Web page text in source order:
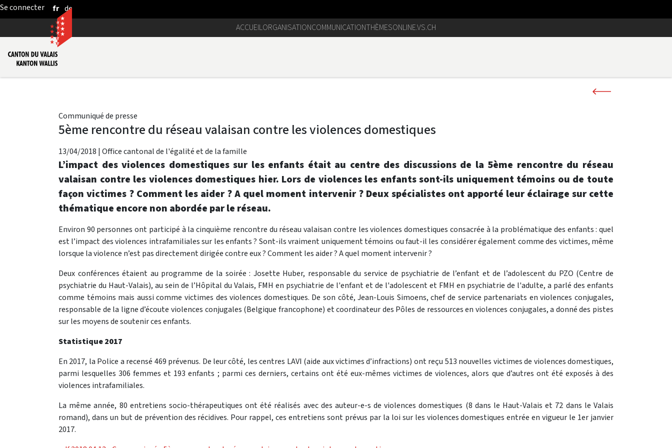
Saut au contenu principal
fr de
ACCUEILORGANISATIONCOMMUNICATIONTHÈMESONLINE.VS.CH
Communiqué de presse
5ème rencontre du réseau valaisan contre les violences domestiques
13/04/2018 | Office cantonal de l'égalité et de la famille
L’impact des violences domestiques sur les enfants était au centre des discussions de la 5ème rencontre du réseau
valaisan contre les violences domestiques hier. Lors de violences les enfants sont-ils uniquement témoins ou de toute
façon victimes ? Comment les aider ? A quel moment intervenir ? Deux spécialistes ont apporté leur éclairage sur cette
thématique encore non abordée par le réseau.
Environ 90 personnes ont participé à la cinquième rencontre du réseau valaisan contre les violences domestiques consacrée à la problématique des enfants : quel
est l’impact des violences intrafamiliales sur les enfants ? Sont-ils vraiment uniquement témoins ou faut-il les considérer également comme des victimes, même
lorsque la violence n’est pas directement dirigée contre eux ? Comment les aider ? A quel moment intervenir ?
Deux conférences étaient au programme de la soirée : Josette Huber, responsable du service de psychiatrie de l’enfant et de l’adolescent du PZO (Centre de
psychiatrie du Haut-Valais), au sein de l’Hôpital du Valais, FMH en psychiatrie de l'enfant et de l'adolescent et FMH en psychiatrie de l'adulte, a parlé des enfants
comme témoins mais aussi comme victimes des violences domestiques. De son côté, Jean-Louis Simoens, chef de service partenariats en violences conjugales,
responsable de la ligne d’écoute violences conjugales (Belgique francophone) et coordinateur des Pôles de ressources en violences conjugales, a donné des pistes
sur les moyens de soutenir ces enfants.
Statistique 2017
En 2017, la Police a recensé 469 prévenus. De leur côté, les centres LAVI (aide aux victimes d’infractions) ont reçu 513 nouvelles victimes de violences domestiques,
parmi lesquelles 306 femmes et 193 enfants ; parmi ces derniers, certains ont été eux-mêmes victimes de violences, alors que d’autres ont été exposés à des
violences intrafamiliales.
La même année, 80 entretiens socio-thérapeutiques ont été réalisés avec des auteur-e-s de violences domestiques (8 dans le Haut-Valais et 72 dans le Valais
romand), dans un but de prévention des récidives. Pour rappel, ces entretiens sont prévus par la loi sur les violences domestiques entrée en vigueur le 1er janvier
2017.